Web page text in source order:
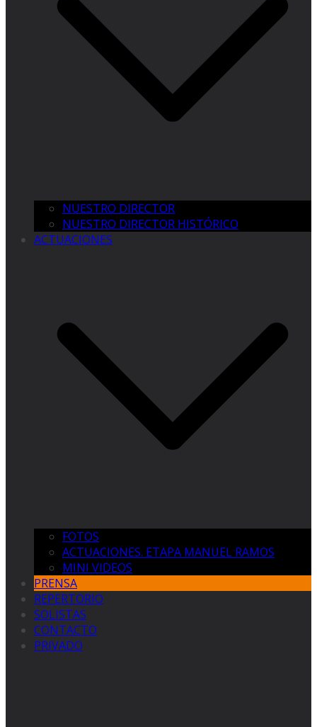
NUESTRO DIRECTOR
NUESTRO DIRECTOR HISTÓRICO
ACTUACIONES
FOTOS
ACTUACIONES. ETAPA MANUEL RAMOS
MINI VIDEOS
PRENSA
REPERTORIO
SOLISTAS
CONTACTO
PRIVADO